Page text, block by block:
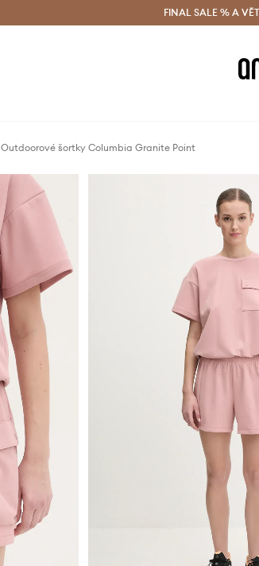
Doručení a vrácení zdarma (od 1800 Kč)
FINAL SALE % A
Outdoorové šortky Columbia Granite Point